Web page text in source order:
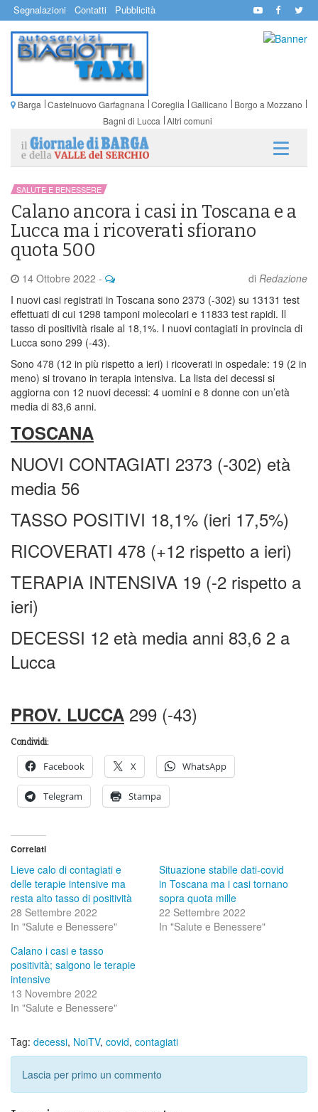
Segnalazioni Contatti Pubblicità
Barga Castelnuovo Garfagnana Coreglia Gallicano
Borgo a Mozzano
Bagni di Lucca Altri comuni
SALUTE E BENESSERE
Calano ancora i casi in Toscana e a
Lucca ma i ricoverati sfiorano
quota 500
14 Ottobre 2022 - di Redazione
I nuovi casi registrati in Toscana sono 2373 (-302) su 13131 test
effettuati di cui 1298 tamponi molecolari e 11833 test rapidi. Il
tasso di positività risale al 18,1%. I nuovi contagiati in provincia di
Lucca sono 299 (-43).
Sono 478 (12 in più rispetto a ieri) i ricoverati in ospedale: 19 (2 in
meno) si trovano in terapia intensiva. La lista dei decessi si
aggiorna con 12 nuovi decessi: 4 uomini e 8 donne con un’età
media di 83,6 anni.
TOSCANA
NUOVI CONTAGIATI 2373 (-302) età
media 56
TASSO POSITIVI 18,1% (ieri 17,5%)
RICOVERATI 478 (+12 rispetto a ieri)
TERAPIA INTENSIVA 19 (-2 rispetto a
ieri)
DECESSI 12 età media anni 83,6 2 a
Lucca
PROV. LUCCA 299 (-43)
Condividi:
Facebook X WhatsApp
Telegram Stampa
Correlati
Lieve calo di contagiati e
delle terapie intensive ma
resta alto tasso di positività
28 Settembre 2022
In "Salute e Benessere"
Situazione stabile dati-covid
in Toscana ma i casi tornano
sopra quota mille
22 Settembre 2022
In "Salute e Benessere"
Calano i casi e tasso
positività; salgono le terapie
intensive
13 Novembre 2022
In "Salute e Benessere"
Tag: decessi, NoiTV, covid, contagiati
Lascia per primo un commento